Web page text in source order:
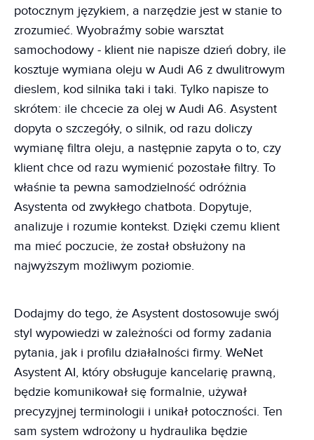
potocznym językiem, a narzędzie jest w stanie to
zrozumieć. Wyobraźmy sobie warsztat
samochodowy - klient nie napisze dzień dobry, ile
kosztuje wymiana oleju w Audi A6 z dwulitrowym
dieslem, kod silnika taki i taki. Tylko napisze to
skrótem: ile chcecie za olej w Audi A6. Asystent
dopyta o szczegóły, o silnik, od razu doliczy
wymianę filtra oleju, a następnie zapyta o to, czy
klient chce od razu wymienić pozostałe filtry. To
właśnie ta pewna samodzielność odróżnia
Asystenta od zwykłego chatbota. Dopytuje,
analizuje i rozumie kontekst. Dzięki czemu klient
ma mieć poczucie, że został obsłużony na
najwyższym możliwym poziomie.
Dodajmy do tego, że Asystent dostosowuje swój
styl wypowiedzi w zależności od formy zadania
pytania, jak i profilu działalności firmy. WeNet
Asystent AI, który obsługuje kancelarię prawną,
będzie komunikował się formalnie, używał
precyzyjnej terminologii i unikał potoczności. Ten
sam system wdrożony u hydraulika będzie